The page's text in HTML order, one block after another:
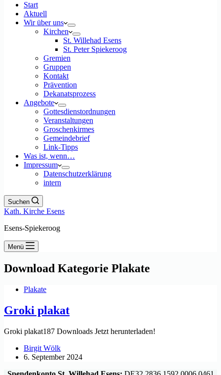
Start
Aktuell
Wir über uns
Kirchen
St. Willehad Esens
St. Peter Spiekeroog
Gremien
Gruppen
Kontakt
Prävention
Dekanatsprozess
Angebote
Gottesdienstordnungen
Veranstaltungen
Groschenkirmes
Gemeindebrief
Link-Tipps
Was ist, wenn…
Impressum
Datenschutzerklärung
intern
Suchen
Kath. Kirche Esens
Esens-Spiekeroog
Menü
Download Kategorie Plakate
Plakate
Groki plakat
Groki plakat187 Downloads Jetzt herunterladen!
Birgit Wölk
6. September 2024